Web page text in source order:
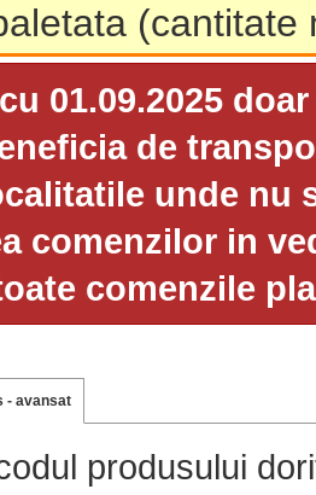
(cantitate
01.09.2025
de
unde nu
comenzilor in
comenzile
- avansat
produsului